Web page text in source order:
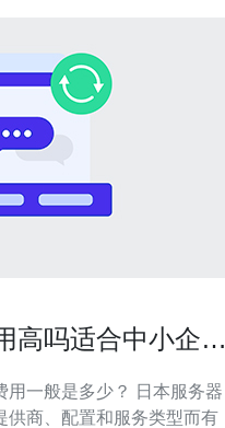
高吗适合中小企业
用一般是多少？ 日本服务器
供商、配置和服务类型而有